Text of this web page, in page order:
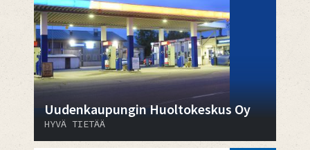
Uudenkaupungin Huoltokeskus Oy
HYVÄ TIETÄÄ